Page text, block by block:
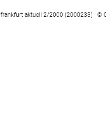
frankfurt aktuell 2/2000 (2000233) ©